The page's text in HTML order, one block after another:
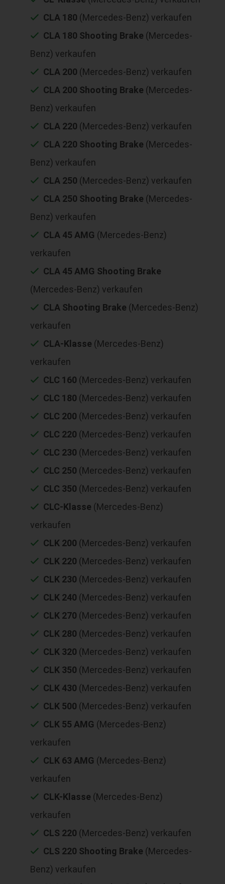
CLA 180 (Mercedes-Benz) verkaufen
CLA 180 Shooting Brake (Mercedes-
Benz) verkaufen
CLA 200 (Mercedes-Benz) verkaufen
CLA 200 Shooting Brake (Mercedes-
Benz) verkaufen
CLA 220 (Mercedes-Benz) verkaufen
CLA 220 Shooting Brake (Mercedes-
Benz) verkaufen
CLA 250 (Mercedes-Benz) verkaufen
CLA 250 Shooting Brake (Mercedes-
Benz) verkaufen
CLA 45 AMG (Mercedes-Benz)
verkaufen
CLA 45 AMG Shooting Brake
(Mercedes-Benz) verkaufen
CLA Shooting Brake (Mercedes-Benz)
verkaufen
CLA-Klasse (Mercedes-Benz)
verkaufen
CLC 160 (Mercedes-Benz) verkaufen
CLC 180 (Mercedes-Benz) verkaufen
CLC 200 (Mercedes-Benz) verkaufen
CLC 220 (Mercedes-Benz) verkaufen
CLC 230 (Mercedes-Benz) verkaufen
CLC 250 (Mercedes-Benz) verkaufen
CLC 350 (Mercedes-Benz) verkaufen
CLC-Klasse (Mercedes-Benz)
verkaufen
CLK 200 (Mercedes-Benz) verkaufen
CLK 220 (Mercedes-Benz) verkaufen
CLK 230 (Mercedes-Benz) verkaufen
CLK 240 (Mercedes-Benz) verkaufen
CLK 270 (Mercedes-Benz) verkaufen
CLK 280 (Mercedes-Benz) verkaufen
CLK 320 (Mercedes-Benz) verkaufen
CLK 350 (Mercedes-Benz) verkaufen
CLK 430 (Mercedes-Benz) verkaufen
CLK 500 (Mercedes-Benz) verkaufen
CLK 55 AMG (Mercedes-Benz)
verkaufen
CLK 63 AMG (Mercedes-Benz)
verkaufen
CLK-Klasse (Mercedes-Benz)
verkaufen
CLS 220 (Mercedes-Benz) verkaufen
CLS 220 Shooting Brake (Mercedes-
Benz) verkaufen